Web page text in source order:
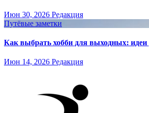
Июн 30, 2026 Редакция
Путёвые заметки
Как выбрать хобби для выходных: идеи
Июн 14, 2026 Редакция